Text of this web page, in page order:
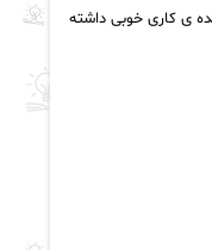
ی کاری خوبی داشته